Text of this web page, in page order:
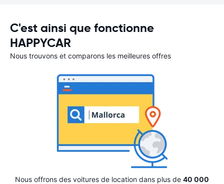
C'est ainsi que fonctionne
HAPPYCAR
Nous trouvons et comparons les meilleures offres
Nous offrons des voitures de location dans plus de 40 000